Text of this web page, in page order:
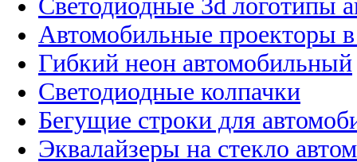
Светодиодные 3d логотипы
Автомобильные проекторы
Гибкий неон автомобильный
Светодиодные колпачки
Бегущие строки для
Эквалайзеры на стекло